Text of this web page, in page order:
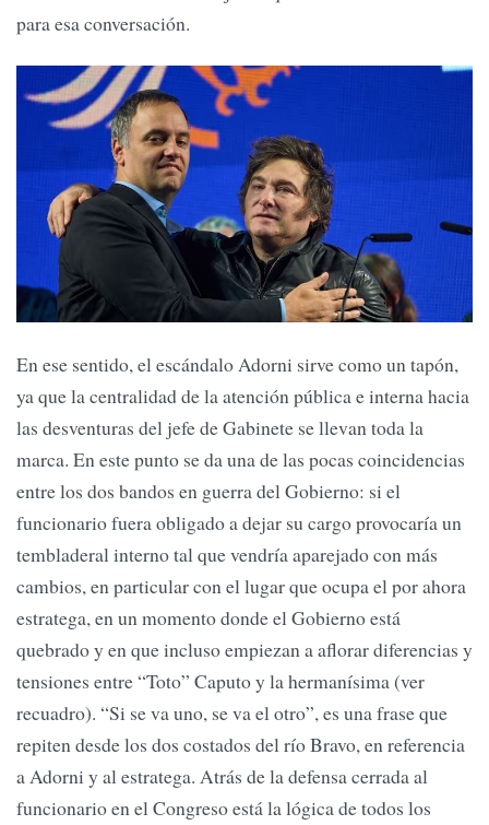
para esa conversación.
En ese sentido, el escándalo Adorni sirve como un tapón,
ya que la centralidad de la atención pública e interna hacia
las desventuras del jefe de Gabinete se llevan toda la
marca. En este punto se da una de las pocas coincidencias
entre los dos bandos en guerra del Gobierno: si el
funcionario fuera obligado a dejar su cargo provocaría un
tembladeral interno tal que vendría aparejado con más
cambios, en particular con el lugar que ocupa el por ahora
estratega, en un momento donde el Gobierno está
quebrado y en que incluso empiezan a aflorar diferencias y
tensiones entre “Toto” Caputo y la hermanísima (ver
recuadro). “Si se va uno, se va el otro”, es una frase que
repiten desde los dos costados del río Bravo, en referencia
a Adorni y al estratega. Atrás de la defensa cerrada al
funcionario en el Congreso está la lógica de todos los